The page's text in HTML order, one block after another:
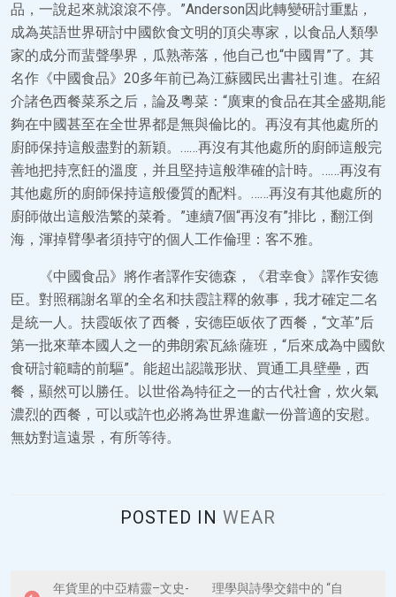
品，一說起來就滾滾不停。”Anderson因此轉變研討重點，
成為英語世界研討中國飲食文明的頂尖專家，以食品人類學
家的成分而蜚聲學界，瓜熟蒂落，他自己也“中國胃”了。其
名作《中國食品》20多年前已為江蘇國民出書社引進。在紹
介諸色西餐菜系之后，論及粵菜：“廣東的食品在其全盛期,能
夠在中國甚至在全世界都是無與倫比的。再沒有其他處所的
廚師保持這般盡對的新穎。……再沒有其他處所的廚師這般完
善地把持烹飪的溫度，并且堅持這般準確的計時。……再沒有
其他處所的廚師保持這般優質的配料。……再沒有其他處所的
廚師做出這般浩繁的菜肴。”連續7個“再沒有”排比，翻江倒
海，渾掉臂學者須持守的個人工作倫理：客不雅。
《中國食品》將作者譯作安德森，《君幸食》譯作安德
臣。對照稱謝名單的全名和扶霞註釋的敘事，我才確定二名
是統一人。扶霞皈依了西餐，安德臣皈依了西餐，“文革”后
第一批來華本國人之一的弗朗索瓦絲·薩班，“后來成為中國飲
食研討範疇的前驅”。能超出認識形狀、買通工具壁壘，西
餐，顯然可以勝任。以世俗為特征之一的古代社會，炊火氣
濃烈的西餐，可以或許也必將為世界進獻一份普適的安慰。
無妨對這遠景，有所等待。
POSTED IN WEAR
P 年貨里的中亞精靈–文史- 理學與詩學交錯中的 “自